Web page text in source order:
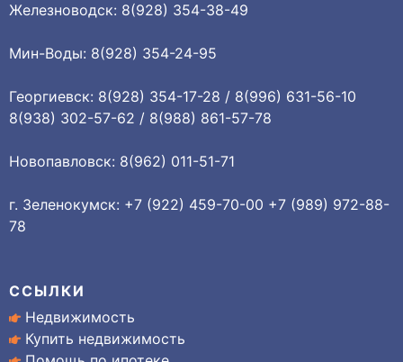
Железноводск: 8(928) 354-38-49
Мин-Воды: 8(928) 354-24-95
Георгиевск: 8(928) 354-17-28 / 8(996) 631-56-10
8(938) 302-57-62 / 8(988) 861-57-78
Новопавловск: 8(962) 011-51-71
г. Зеленокумск: +7 (922) 459-70-00 +7 (989) 972-88-
78
ССЫЛКИ
Недвижимость
Купить недвижимость